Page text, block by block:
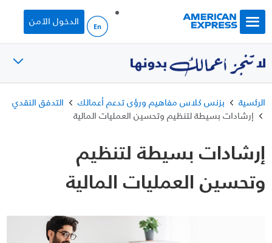
Skip to main content
الدخول الآمن
الرئسية بزنس كلاس مفاهيم ورؤى تدعم أعمالك
التدفق النقدي
إرشادات بسيطة لتنظيم وتحسين العمليات المالية
إرشادات بسيطة لتنظيم
وتحسين العمليات المالية